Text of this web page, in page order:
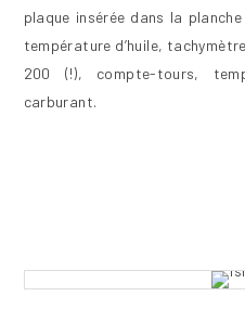
plaque insérée dans la
température d’huile,
200 (!), compte-tours,
carburant.